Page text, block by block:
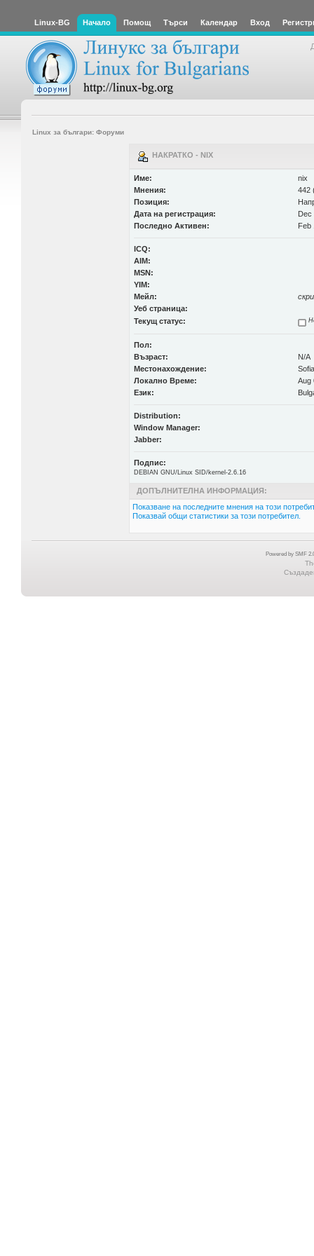
Linux-BG Начало Помощ Търси Календар Вход
Linux за българи: Форуми
НАКРАТКО - NIX
Име:
nix
Мнения:
442
Позиция:
Дата на регистрация:
Dec
Последно Активен:
Feb
ICQ:
AIM:
MSN:
YIM:
Мейл:
Уеб страница:
Текущ статус:
Пол:
Възраст:
N/A
Местонахождение:
Sofia
Локално Време:
Aug
Език:
Distribution:
Window Manager:
Jabber:
Подпис:
DEBIAN GNU/Linux SID/kernel-2.6.16
ДОПЪЛНИТЕЛНА ИНФОРМАЦИЯ:
Показване на последните мнения на този
Показвай общи статистики за този потребител.
Powered by SMF